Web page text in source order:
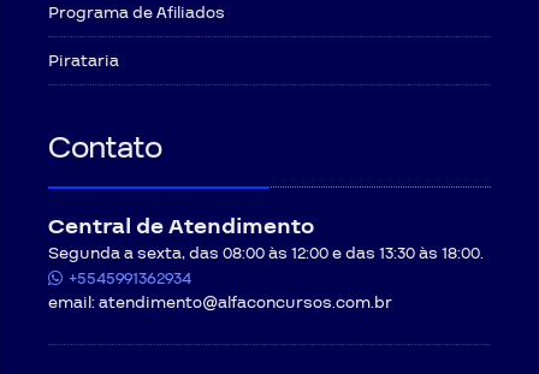
Programa de Afiliados
Pirataria
Contato
Central de Atendimento
Segunda a sexta, das 08:00 às 12:00 e das 13:30 às 18:00.
+5545991362934
email:atendimento@alfaconcursos.com.br